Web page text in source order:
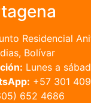
Residencial
Bolívar
Lunes a
+57 301
652 4686